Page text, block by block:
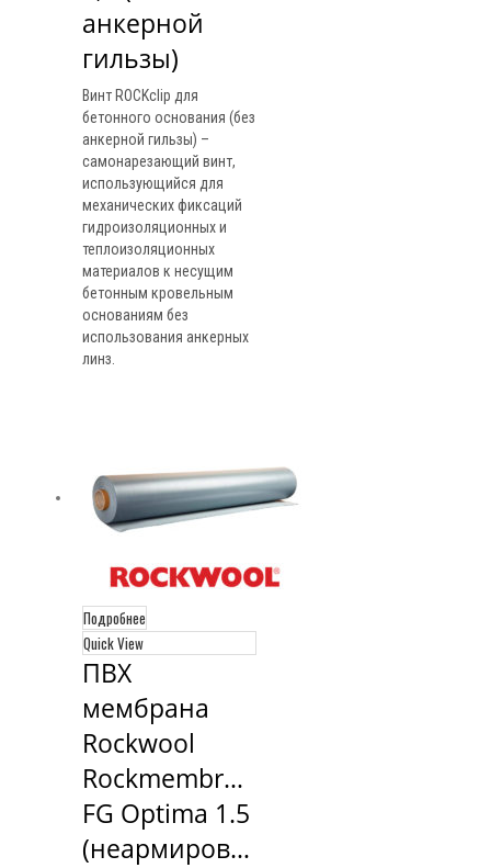
анкерной
гильзы)
Винт ROCKclip для
бетонного основания (без
анкерной гильзы) –
самонарезающий винт,
использующийся для
механических фиксаций
гидроизоляционных и
теплоизоляционных
материалов к несущим
бетонным кровельным
основаниям без
использования анкерных
линз.
Подробнее
Quick View
ПВХ
мембрана
Rockwool
Rockmembrane
FG Optima 1.5
(неармированная)